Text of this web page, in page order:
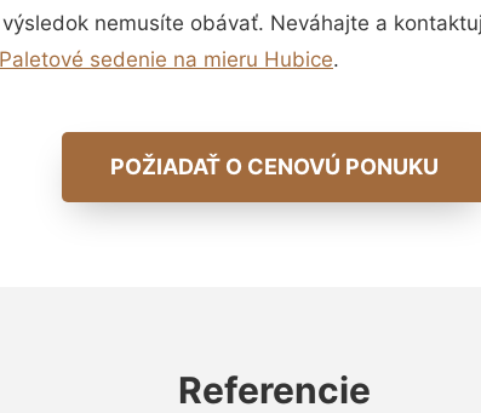
nemusíte obávať. Neváhajte a
Paletové sedenie na mieru Hubice.
POŽIADAŤ O CENOVÚ PONUKU
Referencie